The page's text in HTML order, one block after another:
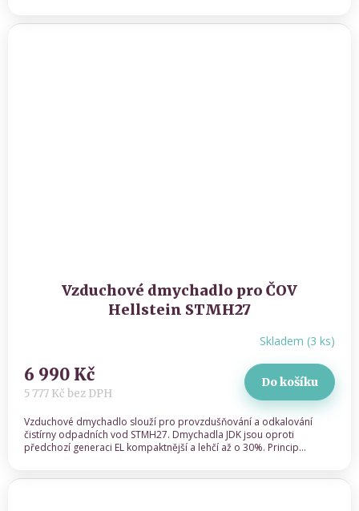
Vzduchové dmychadlo pro ČOV
Hellstein STMH27
Skladem (3 ks)
5 777 Kč bez DPH
6 990 Kč Do košíku
Vzduchové dmychadlo slouží pro provzdušňování a odkalování
čistírny odpadních vod STMH27. Dmychadla JDK jsou oproti
předchozí generaci EL kompaktnější a lehčí až o 30%. Princip...